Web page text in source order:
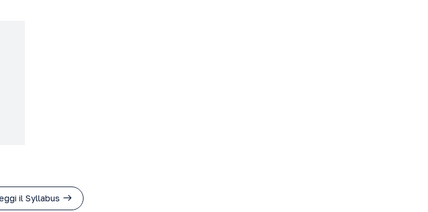
il Syllabus